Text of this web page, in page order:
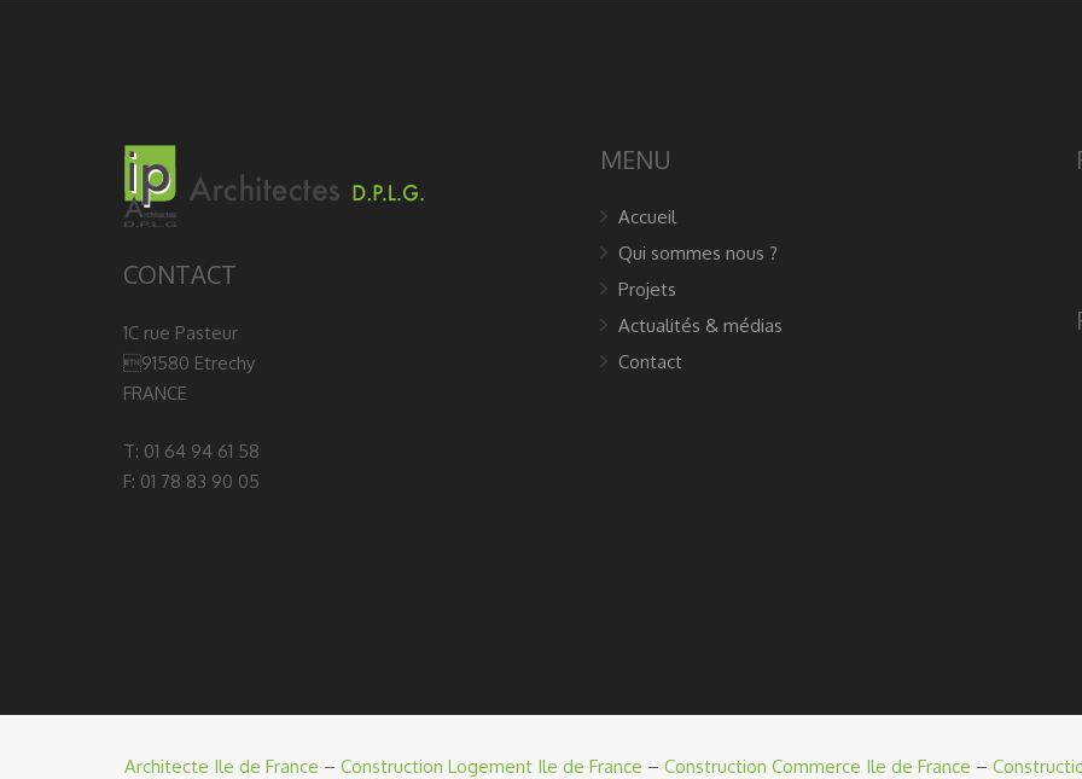
CONTACT
1C rue Pasteur
91580 Etrechy
FRANCE
T: 01 64 94 61 58
F: 01 78 83 90 05
MENU
Accueil
Qui sommes nous ?
Projets
Actualités & médias
Contact
Architecte Ile de France – Construction Logement Ile de France – Construction Commerce Ile de France –